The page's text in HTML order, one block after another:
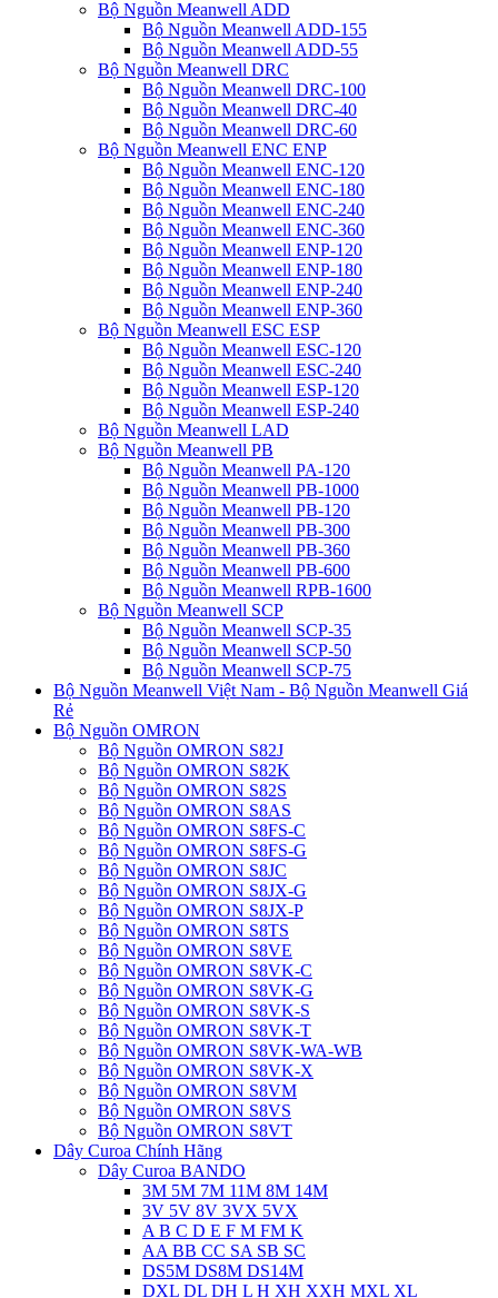
Bộ Nguồn Meanwell ADD
Bộ Nguồn Meanwell ADD-155
Bộ Nguồn Meanwell ADD-55
Bộ Nguồn Meanwell DRC
Bộ Nguồn Meanwell DRC-100
Bộ Nguồn Meanwell DRC-40
Bộ Nguồn Meanwell DRC-60
Bộ Nguồn Meanwell ENC ENP
Bộ Nguồn Meanwell ENC-120
Bộ Nguồn Meanwell ENC-180
Bộ Nguồn Meanwell ENC-240
Bộ Nguồn Meanwell ENC-360
Bộ Nguồn Meanwell ENP-120
Bộ Nguồn Meanwell ENP-180
Bộ Nguồn Meanwell ENP-240
Bộ Nguồn Meanwell ENP-360
Bộ Nguồn Meanwell ESC ESP
Bộ Nguồn Meanwell ESC-120
Bộ Nguồn Meanwell ESC-240
Bộ Nguồn Meanwell ESP-120
Bộ Nguồn Meanwell ESP-240
Bộ Nguồn Meanwell LAD
Bộ Nguồn Meanwell PB
Bộ Nguồn Meanwell PA-120
Bộ Nguồn Meanwell PB-1000
Bộ Nguồn Meanwell PB-120
Bộ Nguồn Meanwell PB-300
Bộ Nguồn Meanwell PB-360
Bộ Nguồn Meanwell PB-600
Bộ Nguồn Meanwell RPB-1600
Bộ Nguồn Meanwell SCP
Bộ Nguồn Meanwell SCP-35
Bộ Nguồn Meanwell SCP-50
Bộ Nguồn Meanwell SCP-75
Bộ Nguồn Meanwell Việt Nam - Bộ Nguồn Meanwell Giá
Rẻ
Bộ Nguồn OMRON
Bộ Nguồn OMRON S82J
Bộ Nguồn OMRON S82K
Bộ Nguồn OMRON S82S
Bộ Nguồn OMRON S8AS
Bộ Nguồn OMRON S8FS-C
Bộ Nguồn OMRON S8FS-G
Bộ Nguồn OMRON S8JC
Bộ Nguồn OMRON S8JX-G
Bộ Nguồn OMRON S8JX-P
Bộ Nguồn OMRON S8TS
Bộ Nguồn OMRON S8VE
Bộ Nguồn OMRON S8VK-C
Bộ Nguồn OMRON S8VK-G
Bộ Nguồn OMRON S8VK-S
Bộ Nguồn OMRON S8VK-T
Bộ Nguồn OMRON S8VK-WA-WB
Bộ Nguồn OMRON S8VK-X
Bộ Nguồn OMRON S8VM
Bộ Nguồn OMRON S8VS
Bộ Nguồn OMRON S8VT
Dây Curoa Chính Hãng
Dây Curoa BANDO
3M 5M 7M 11M 8M 14M
3V 5V 8V 3VX 5VX
A B C D E F M FM K
AA BB CC SA SB SC
DS5M DS8M DS14M
DXL DL DH L H XH XXH MXL XL